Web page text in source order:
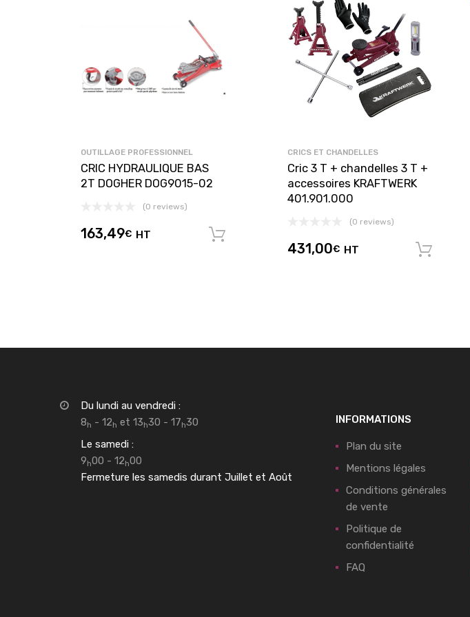
OUTILLAGE PROFESSIONNEL
CRIC HYDRAULIQUE BAS
2T DOGHER DOG9015-02
(0 reviews)
163,49€ HT
CRICS ET CHANDELLES
Cric 3 T + chandelles 3 T +
accessoires KRAFTWERK
401.901.000
(0 reviews)
431,00€ HT
Du lundi au vendredi :
8h - 12h et 13h30 - 17h30
Le samedi :
9h00 - 12h00
Fermeture les samedis durant Juillet et Août
INFORMATIONS
Plan du site
Mentions légales
Conditions générales
de vente
Politique de
confidentialité
FAQ